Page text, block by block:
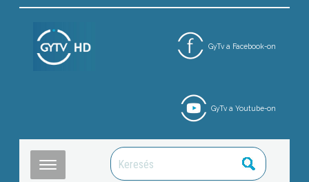
GyTv a Facebook-on
GyTv a Youtube-on